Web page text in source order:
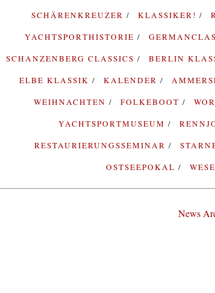
SCHÄRENKREUZER
KLASSIKER!
YACHTSPORTHISTORIE
SCHANZENBERG CLASSICS
BERLIN
ELBE KLASSIK
KALENDER
WEIHNACHTEN
FOLKEBOOT
YACHTSPORTMUSEUM
RESTAURIERUNGSSEMINAR
OSTSEEPOKAL
News